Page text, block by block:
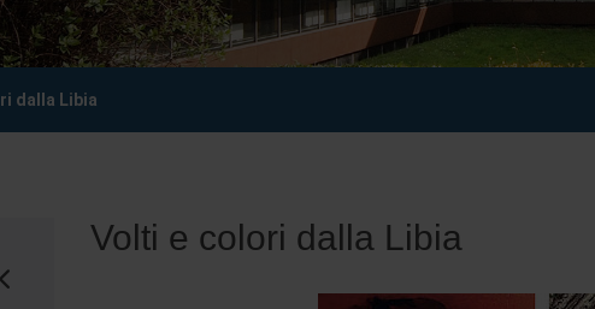
dalla Libia
Volti e colori dalla Libia